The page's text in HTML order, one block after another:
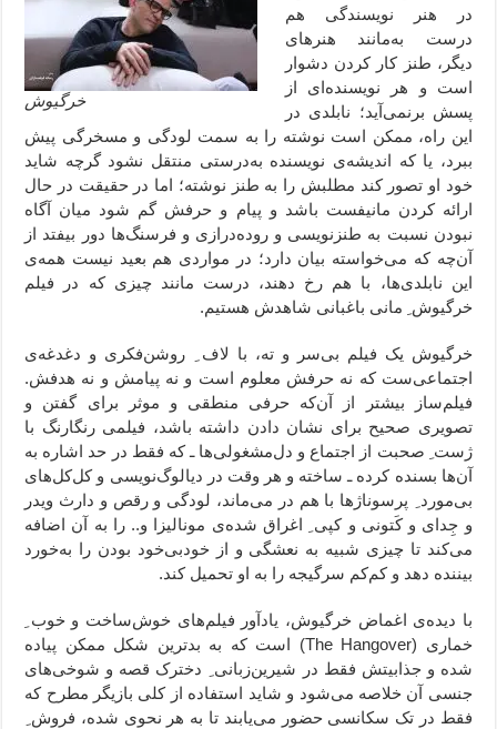
خرگیوش
در هنر نویسندگی هم
درست به‌مانند هنرهای
دیگر، طنز کار کردن دشوار
است و هر نویسنده‌ای از
پسش برنمی‌آید؛ نابلدی در
این راه، ممکن است نوشته را به سمت لودگی و مسخرگی پیش
ببرد، یا که اندیشه‌ی نویسنده به‌درستی منتقل نشود گرچه شاید
خود او تصور کند مطلبش را به طنز نوشته؛ اما در حقیقت در حال
ارائه کردن مانیفست باشد و پیام و حرفش گم شود میان آگاه
نبودن نسبت به طنزنویسی و روده‌درازی و فرسنگ‌ها دور بیفتد از
آن‌چه که می‌خواسته بیان دارد؛ در مواردی هم بعید نیست همه‌ی
این نابلدی‌ها، با هم رخ دهند، درست مانند چیزی که در فیلم
خرگیوش ِ مانی باغبانی شاهدش هستیم.
خرگیوش یک فیلم بی‌سر و ته، با لاف ِ روشن‌فکری و دغدغه‌ی
اجتماعی‌ست که نه حرفش معلوم است و نه پیامش و نه هدفش.
فیلم‌ساز بیشتر از آن‌که حرفی منطقی و موثر برای گفتن و
تصویری صحیح برای نشان دادن داشته باشد، فیلمی رنگارنگ با
ژست ِ صحبت از اجتماع و دل‌مشغولی‌ها ـ که فقط در حد اشاره به
آن‌ها بسنده کرده ـ ساخته و هر وقت در دیالوگ‌نویسی و کل‌کل‌های
بی‌مورد ِ پرسوناژها با هم در می‌ماند، لودگی و رقص و دارث ویدر
و جِدای و کَتونی و کپی ِ اغراق شده‌ی مونالیزا و.. را به آن اضافه
می‌کند تا چیزی شبیه به نعشگی و از خودبی‌خود بودن را به‌خورد
بیننده دهد و کم‌کم سرگیجه را به او تحمیل کند.
با دیده‌ی اغماض خرگیوش، یادآور فیلم‌های خوش‌ساخت و خوب ِ
خماری (The Hangover) است که به بدترین شکل ممکن پیاده
شده و جذابیتش فقط در شیرین‌زبانی ِ دخترک قصه و شوخی‌های
جنسی آن خلاصه می‌شود و شاید استفاده از کلی بازیگر مطرح که
فقط در تک سکانسی حضور می‌یابند تا به هر نحوی شده، فروش ِ‌